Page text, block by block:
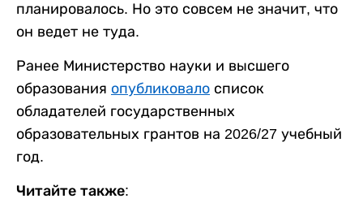
планировалось. Но это совсем не значит, что
он ведет не туда.
Ранее Министерство науки и высшего
образования опубликовало список
обладателей государственных
образовательных грантов на 2026/27 учебный
год.
Читайте также: